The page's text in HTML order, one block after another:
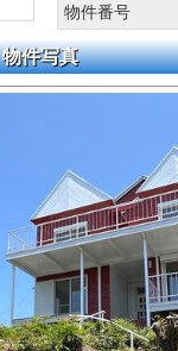
物件番号
物件写真